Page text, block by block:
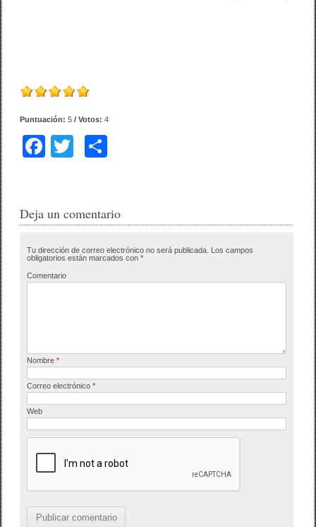
Puntuación:5 / Votos:4
F
e
o
o
er p
tir
Deja un comentario
Tu dirección de correo electrónico no será publicada. Los campos
obligatorios están marcados con*
Comentario
Nombre*
Correo electrónico*
Web